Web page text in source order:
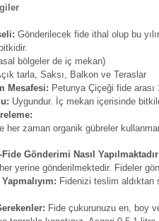
Gönderilecek fide ithal olup bu
bölgeler de iç mekan)
tarla, Saksı, Balkon ve Teraslar
Mesafesi: Petunya Çiçeği fide
Uygundur. İç mekan içerisinde
her zaman organik gübreler
-Fide Gönderimi Nasıl
her yerine gönderilmektedir. Fideler
Fidenizi teslim aldıktan
Fide çukurunuzu en, boy